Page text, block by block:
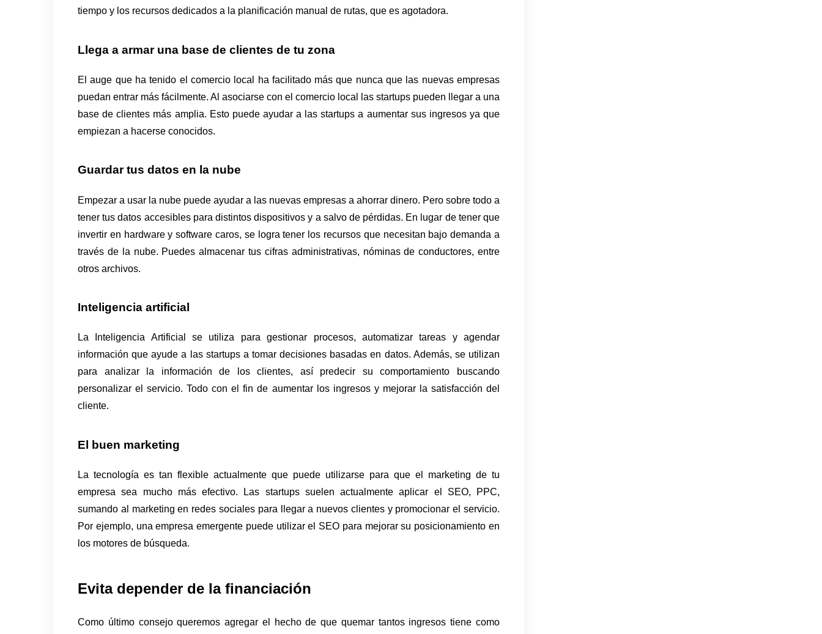
tiempo y los recursos dedicados a la planificación manual de rutas, que es agotadora.
Llega a armar una base de clientes de tu zona
El auge que ha tenido el comercio local ha facilitado más que nunca que las nuevas empresas
puedan entrar más fácilmente. Al asociarse con el comercio local las startups pueden llegar a una
base de clientes más amplia. Esto puede ayudar a las startups a aumentar sus ingresos ya que
empiezan a hacerse conocidos.
Guardar tus datos en la nube
Empezar a usar la nube puede ayudar a las nuevas empresas a ahorrar dinero. Pero sobre todo a
tener tus datos accesibles para distintos dispositivos y a salvo de pérdidas. En lugar de tener que
invertir en hardware y software caros, se logra tener los recursos que necesitan bajo demanda a
través de la nube. Puedes almacenar tus cifras administrativas, nóminas de conductores, entre
otros archivos.
Inteligencia artificial
La Inteligencia Artificial se utiliza para gestionar procesos, automatizar tareas y agendar
información que ayude a las startups a tomar decisiones basadas en datos. Además, se utilizan
para analizar la información de los clientes, así predecir su comportamiento buscando
personalizar el servicio. Todo con el fin de aumentar los ingresos y mejorar la satisfacción del
cliente.
El buen marketing
La tecnología es tan flexible actualmente que puede utilizarse para que el marketing de tu
empresa sea mucho más efectivo. Las startups suelen actualmente aplicar el SEO, PPC,
sumando al marketing en redes sociales para llegar a nuevos clientes y promocionar el servicio.
Por ejemplo, una empresa emergente puede utilizar el SEO para mejorar su posicionamiento en
los motores de búsqueda.
Evita depender de la financiación
Como último consejo queremos agregar el hecho de que quemar tantos ingresos tiene como